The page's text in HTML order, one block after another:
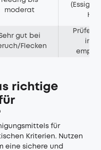
moderat
(Essig
gut bei
Flecken
Prüfen!
richtige
für
Kriterien. Nutzen
eine sichere und